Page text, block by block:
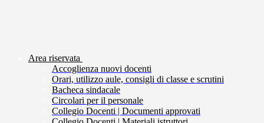
Area riservata
Accoglienza nuovi docenti
Orari, utilizzo aule, consigli di classe e scrutini
Bacheca sindacale
Circolari per il personale
Collegio Docenti | Documenti approvati